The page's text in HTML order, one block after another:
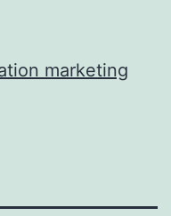
marketing